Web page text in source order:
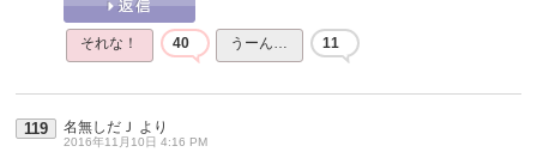
それな！ 40 うーん… 11
119 名無しだＪ より
2016年11月10日 4:16 PM